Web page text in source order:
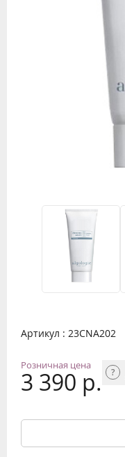
Артикул : 23CNA202
Розничная цена
3 390 р.